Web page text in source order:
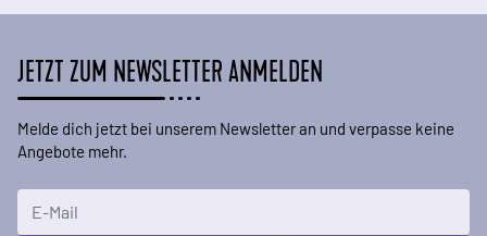
JETZT ZUM NEWSLETTER ANMELDEN
Melde dich jetzt bei unserem Newsletter an und verpasse keine
Angebote mehr.